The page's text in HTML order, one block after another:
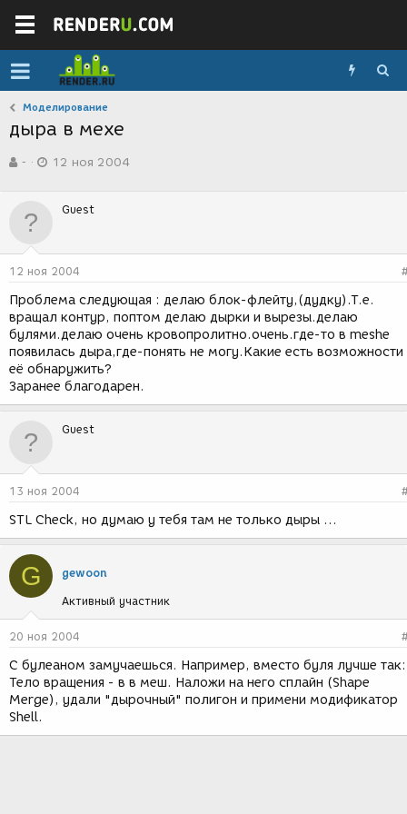
Моделирование
дыра в мехе
в
р
м
-
а
д
н
и
я
12 ноя 2004
Guest
12 ноя 2004
Проблема следующая : делаю блок-флейту,(дудку).Т.е.
вращал контур, поптом делаю дырки и вырезы.делаю
булями.делаю очень кровопролитно.очень.где-то в meshe
появилась дыра,где-понять не могу.Какие есть возможности
её обнаружить?
Заранее благодарен.
Guest
13 ноя 2004
STL Check, но думаю у тебя там не только дыры ...
G gewoon
Активный участник
20 ноя 2004
С булеаном замучаешься. Например, вместо буля лучше так:
Тело вращения - в в меш. Наложи на него сплайн (Shape
Merge), удали "дырочный" полигон и примени модификатор
Shell.